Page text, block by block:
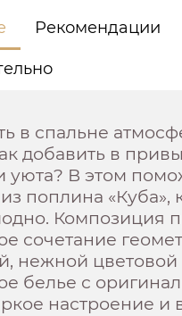
Рекомендации
в спальне
добавить в
уюта? В этом
поплина «Куба»,
Композиция
сочетание
нежной цветовой
белье с
настроение